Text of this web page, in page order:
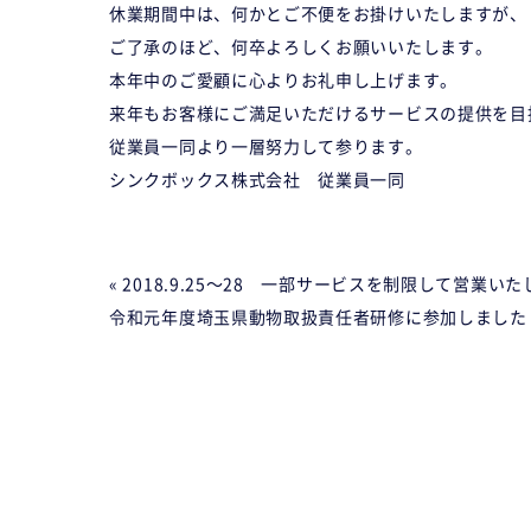
休業期間中は、何かとご不便をお掛けいたしますが、
ご了承のほど、何卒よろしくお願いいたします。
本年中のご愛顧に心よりお礼申し上げます。
来年もお客様にご満足いただけるサービスの提供を目
従業員一同より一層努力して参ります。
シンクボックス株式会社 従業員一同
« 2018.9.25〜28 一部サービスを制限して営業いた
令和元年度埼玉県動物取扱責任者研修に参加しました